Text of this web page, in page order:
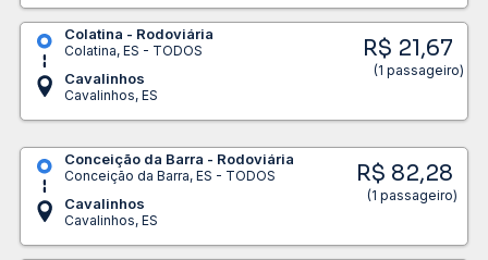
Colatina - Rodoviária
Colatina, ES - TODOS
Cavalinhos
Cavalinhos, ES
R$ 21,67
(1 passageiro)
Conceição da Barra - Rodoviária
Conceição da Barra, ES - TODOS
Cavalinhos
Cavalinhos, ES
R$ 82,28
(1 passageiro)